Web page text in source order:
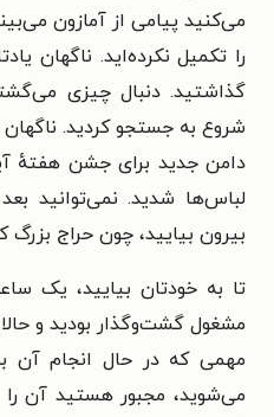
می‌کنید پیامی از آمازون
را تکمیل نکرده‌اید. ناگهان
گذاشتید. دنبال چیزی
شروع به جستجو کردید.
دامن جدید برای جشن هفتهٔ
لباس‌ها شدید. نمی‌توانید
بیرون بیایید، چون حراج
تا به خودتان بیایید، یک
مشغول گشت‌وگذار بودید و
مهمی که در حال انجام آن
می‌شوید، مجبور هستید آن را